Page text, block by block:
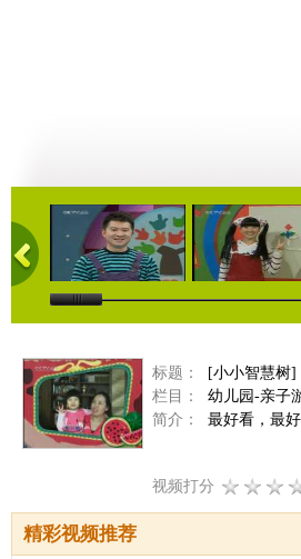
05:37
标题：
[小小智慧树]
栏目：
幼儿园-亲子
简介：
最好看，最
视频打分
精彩视频推荐